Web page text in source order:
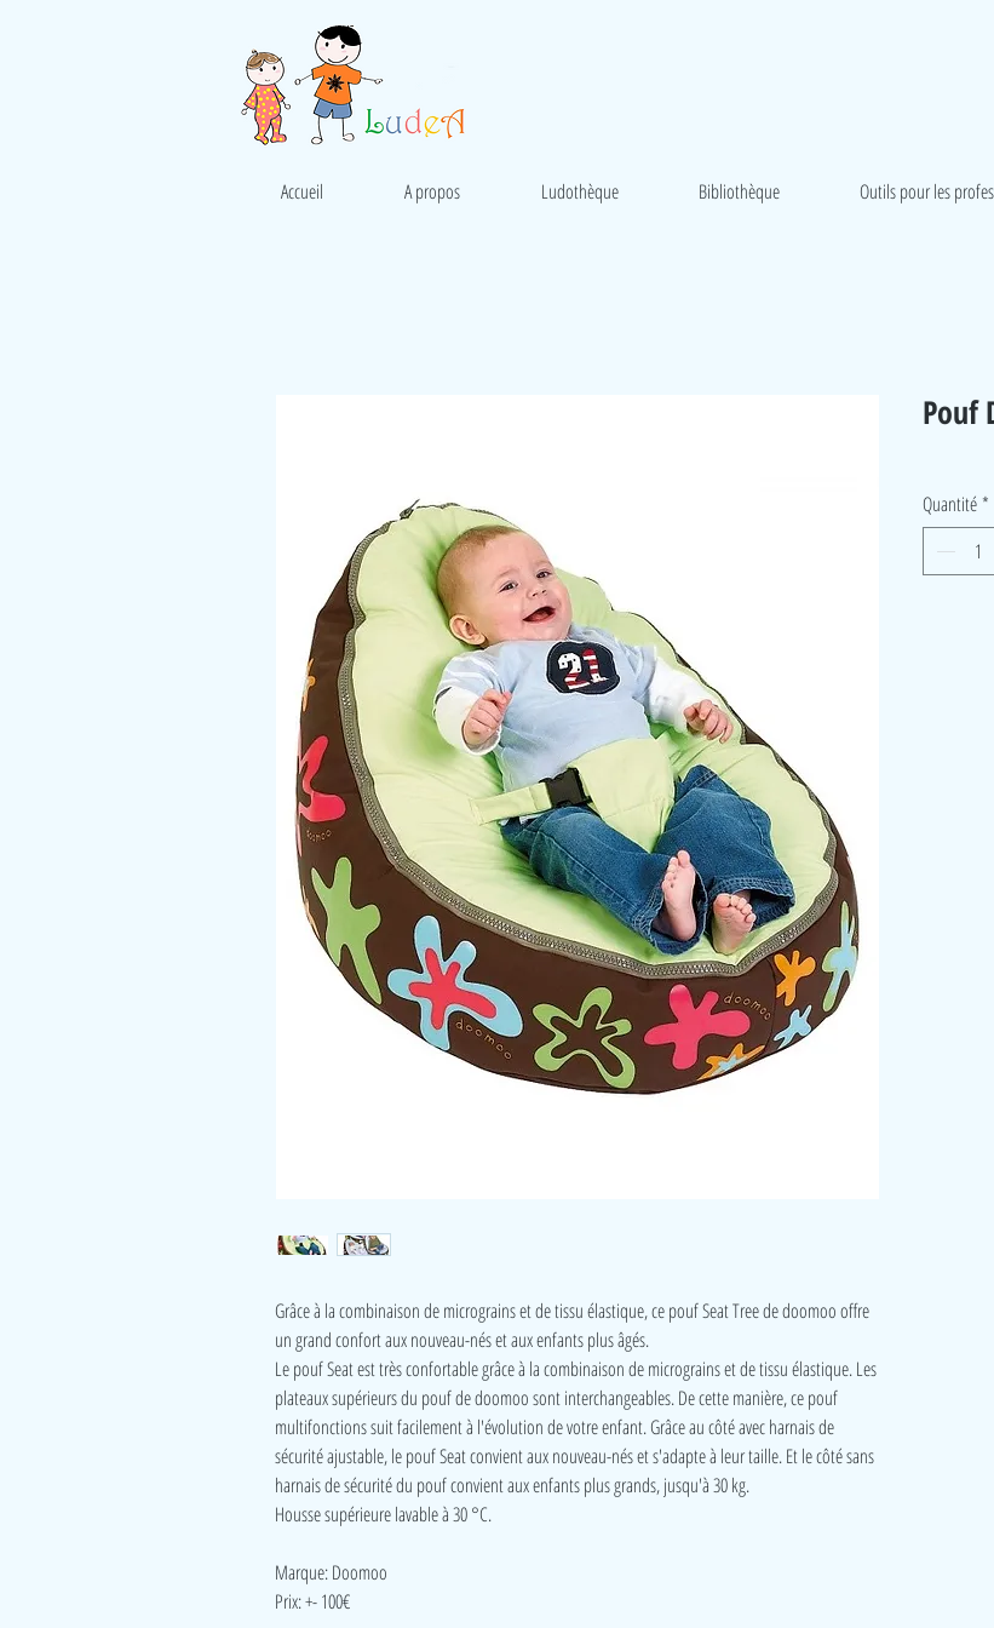
Accueil A propos Ludothèque Bibliothèque Outils pour les
Grâce à la combinaison de micrograins et de tissu élastique, ce pouf Seat Tree de doomoo offre
un grand confort aux nouveau-nés et aux enfants plus âgés.
Le pouf Seat est très confortable grâce à la combinaison de micrograins et de tissu élastique. Les
plateaux supérieurs du pouf de doomoo sont interchangeables. De cette manière, ce pouf
multifonctions suit facilement à l'évolution de votre enfant. Grâce au côté avec harnais de
sécurité ajustable, le pouf Seat convient aux nouveau-nés et s'adapte à leur taille. Et le côté sans
harnais de sécurité du pouf convient aux enfants plus grands, jusqu'à 30 kg.
Housse supérieure lavable à 30 °C.
Marque: Doomoo
Prix: +- 100€
Pouf
Quantité *